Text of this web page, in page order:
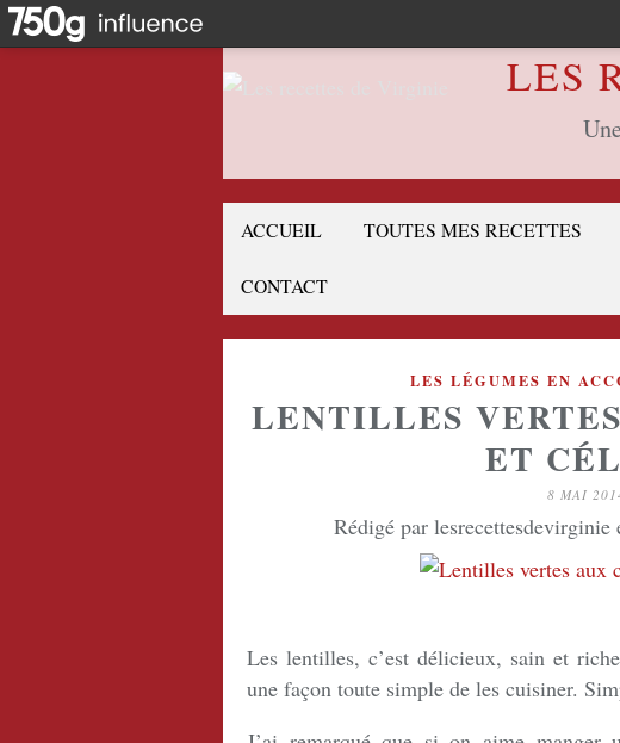
LES
ACCUEIL TOUTES MES RECETTES
CONTACT
LES LÉGUMES EN
LENTILLES
ET
8 MAI
Rédigé par
Les lentilles, c’est délicieux, sain et
une façon toute simple de les cuisiner.